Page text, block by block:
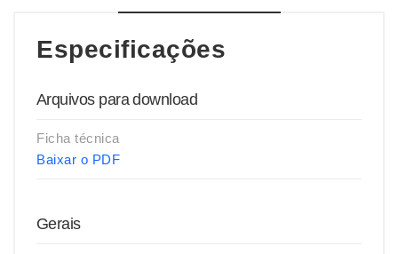
Especificações
Arquivos para download
Ficha técnica
Baixar o PDF
Gerais